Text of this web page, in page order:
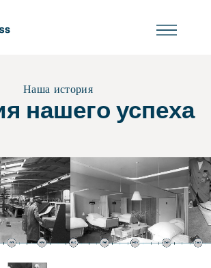
Наша история
нашего успеха